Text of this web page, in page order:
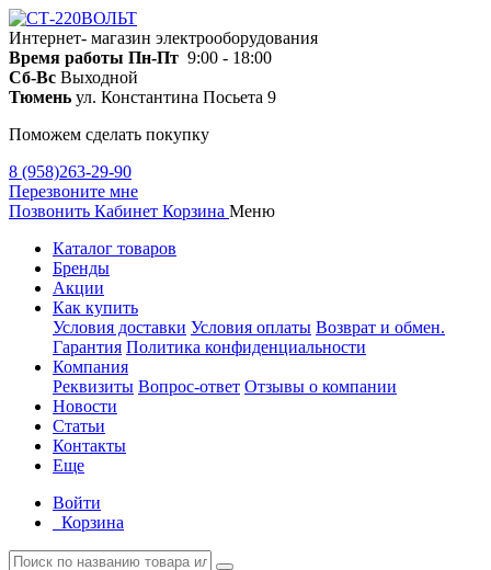
Интернет- магазин электрооборудования
Время работы Пн-Пт 9:00 - 18:00
Сб-Вс Выходной
Тюмень ул. Константина Посьета 9
Поможем сделать покупку
8 (958)263-29-90
Перезвоните мне
Позвонить Кабинет Корзина Меню
Каталог товаров
Бренды
Акции
Как купить
Условия доставки Условия оплаты Возврат и обмен.
Гарантия Политика конфиденциальности
Компания
Реквизиты Вопрос-ответ Отзывы о компании
Новости
Статьи
Контакты
Еще
Войти
Корзина